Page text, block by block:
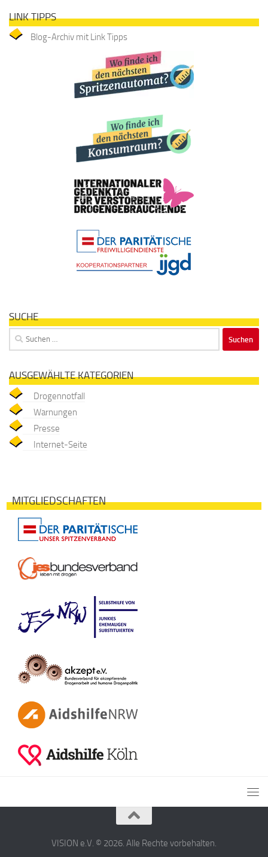
LINK TIPPS
Blog-Archiv mit Link Tipps
SUCHE
Suchen
nach:
AUSGEWÄHLTE KATEGORIEN
Drogennotfall
Warnungen
Presse
Internet-Seite
MITGLIEDSCHAFTEN
VISION e.V. © 2026. Alle Rechte vorbehalten.